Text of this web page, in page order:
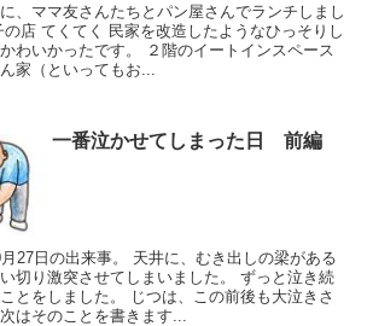
、ママ友さんたちとパン屋さんでランチしまし
店 てくてく 民家を改造したようなひっそりし
わいかったです。 ２階のイートインスペース
家（といってもお...
一番泣かせてしまった日 前編
27日の出来事。 天井に、むき出しの梁がある
切り激突させてしまいました。 ずっと泣き続
とをしました。 じつは、この前後も大泣きさ
はそのことを書きます...